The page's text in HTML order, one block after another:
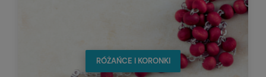
RÓŻAŃCE I KORONKI